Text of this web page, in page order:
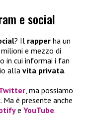
e social
? Il rapper ha un
e mezzo di
in cui informai i fan
allavita privata.
, ma possiamo
. Ma è presente anche
e YouTube.